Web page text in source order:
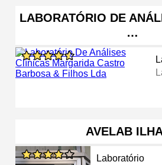
LABORATÓRIO DE
…
AVELAB
Laboratório